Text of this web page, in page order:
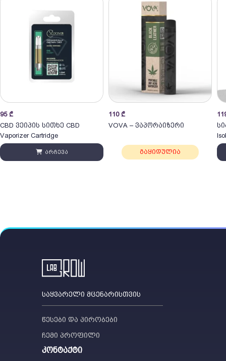
95 ₾
CBD ვეიპის სითხე CBD
Vaporizer Cartridge
არჩევა
110 ₾
VOVA – ვაპორაიზერი
გაყიდულია
საყვარელი მცენარისთვის
წესები და პირობები
ჩემი პროფილი
კონტაქტი